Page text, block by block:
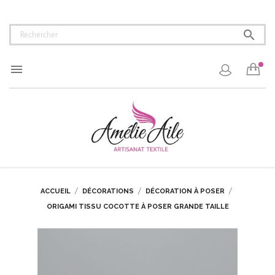


ACCUEIL DÉCORATIONS
DÉCORATION À POSER
ORIGAMI TISSU COCOTTE À POSER GRANDE TAILLE